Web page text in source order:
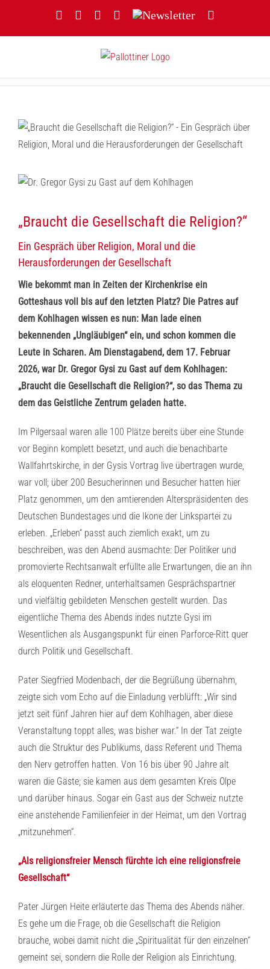
FacebookYouTubeInstagram
Threads
Newsletter
„Braucht die Gesellschaft die Religion?“
Ein Gespräch über Religion, Moral und die
Herausforderungen der Gesellschaft
Wie bekommt man in Zeiten der Kirchenkrise ein
Gotteshaus voll bis auf den letzten Platz? Die Patres auf
dem Kohlhagen wissen es nun: Man lade einen
bekennenden „Ungläubigen“ ein, und schon kommen die
Leute in Scharen. Am Dienstagabend, dem 17. Februar
2026, war Dr. Gregor Gysi zu Gast auf dem Kohlhagen:
„Braucht die Gesellschaft die Religion?“, so das Thema zu
dem das Geistliche Zentrum geladen hatte.
Im Pilgersaal waren alle 100 Plätze bereits über eine Stunde
vor Beginn komplett besetzt, und auch die benachbarte
Wallfahrtskirche, in der Gysis Vortrag live übertragen wurde,
war voll; über 200 Besucherinnen und Besucher hatten hier
Platz genommen, um den amtierenden Alterspräsidenten des
Deutschen Bundestages und die Ikone der Linkspartei zu
erleben. „Erleben“ passt auch ziemlich exakt, um zu
beschreiben, was den Abend ausmachte: Der Politiker und
promovierte Rechtsanwalt erfüllte alle Erwartungen, die an ihn
als eloquenten Redner, unterhaltsamen Gesprächspartner
und vielfältig gebildeten Menschen gestellt wurden. Das
eigentliche Thema des Abends indes nutzte Gysi im
Wesentlichen als Ausgangspunkt für einen Parforce-Ritt quer
durch Politik und Gesellschaft.
Pater Siegfried Modenbach, der die Begrüßung übernahm,
zeigte sich vom Echo auf die Einladung verblüfft: „Wir sind
jetzt seit fünf Jahren hier auf dem Kohlhagen, aber diese
Veranstaltung toppt alles, was bisher war.“ In der Tat zeigte
auch die Struktur des Publikums, dass Referent und Thema
den Nerv getroffen hatten. Von 16 bis über 90 Jahre alt
waren die Gäste; sie kamen aus dem gesamten Kreis Olpe
und darüber hinaus. Sogar ein Gast aus der Schweiz nutzte
eine anstehende Familienfeier in der Heimat, um den Vortrag
„mitzunehmen“.
„Als religionsfreier Mensch fürchte ich eine religionsfreie
Gesellschaft“
Pater Jürgen Heite erläuterte das Thema des Abends näher.
Es gehe um die Frage, ob die Gesellschaft die Religion
brauche, wobei damit nicht die „Spiritualität für den einzelnen“
gemeint sei, sondern die Rolle der Religion als Einrichtung.